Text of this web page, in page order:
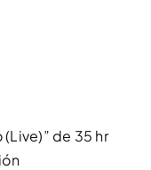
(Live)” de 35 hr